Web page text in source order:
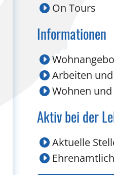
On Tours
Informationen
Arbeiten
Wohnen und
Aktiv bei der
Aktuelle